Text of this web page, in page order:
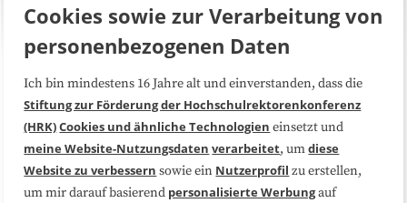
Über uns FAQ
Medienarbeit Kooperationen
Datenschutzerklärung Impressum
Cookies sowie zur Verarbeitung von
personenbezogenen Daten
Ich bin mindestens 16 Jahre alt und einverstanden, dass die
Stiftung zur Förderung der Hochschulrektorenkonferenz
(HRK)Cookies und ähnliche Technologien einsetzt und
meine Website-Nutzungsdaten verarbeitet, umdiese
Website zu verbessern sowie ein Nutzerprofil zu erstellen,
um mir darauf basierend personalisierte Werbungauf